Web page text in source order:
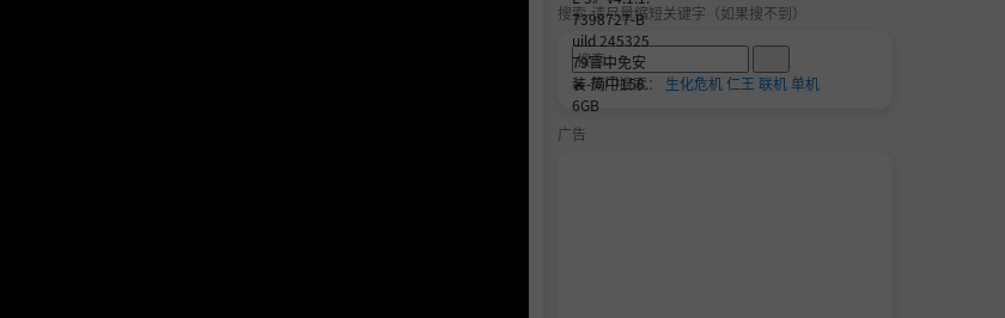
搜索-请尽量缩短关键字（如果搜不到）
🔥 热门搜索： 生化危机仁王 联机单机
广告